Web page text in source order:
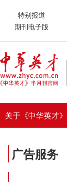
特别报道
期刊电子版
关于《中华英才
广告服务